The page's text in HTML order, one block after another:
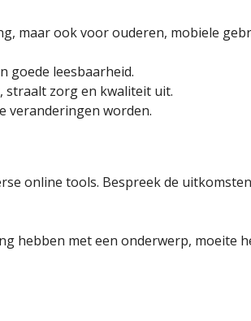
maar ook voor ouderen, mobiele
goede leesbaarheid.
straalt zorg en kwaliteit uit.
veranderingen worden.
online tools. Bespreek de
hebben met een onderwerp, moeite